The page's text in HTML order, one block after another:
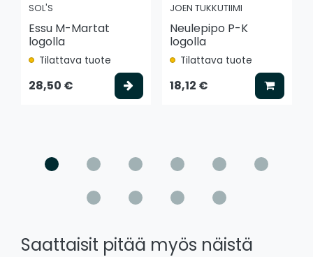
SOL'S
Essu M-Martat
logolla
Tilattava tuote
28,50 € Valitse vaihtoehto
JOEN TUKKUTIIMI
Neulepipo P-K
logolla
Tilattava tuote
18,12 € Lisää
Saattaisit pitää myös näistä